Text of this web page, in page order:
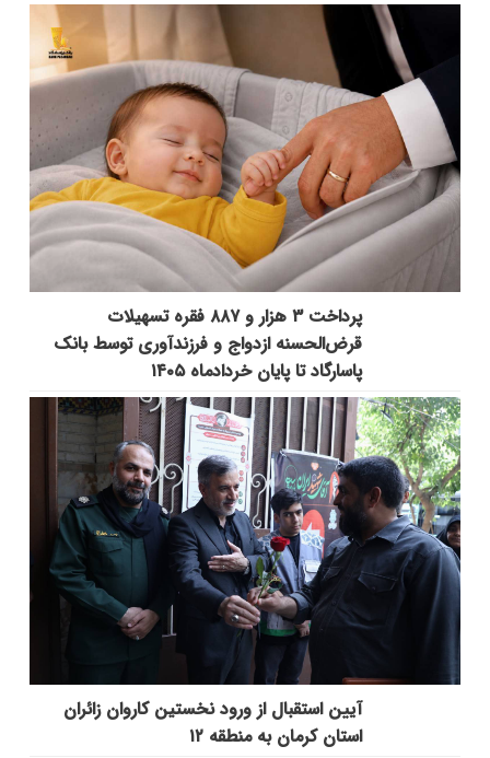
پرداخت ۳ هزار و ۸۸۷ فقره تسهیلات
قرض‌الحسنه ازدواج و فرزندآوری توسط بانک
پاسارگاد تا پایان خردادماه ۱۴۰۵
آیین استقبال از ورود نخستین کاروان زائران
استان کرمان به منطقه ۱۲